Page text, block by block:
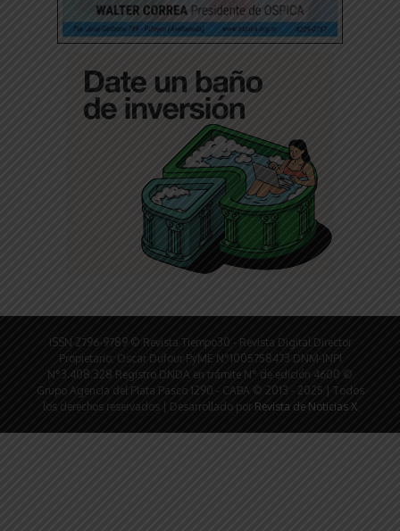
ISSN 2796-9789 © Revista Tiempo30 - Revista Digital Director
Propietario: Oscar Dufour PyME N°1005758473 DNM-INPI
N°3.408.328 Registro DNDA en trámite N° de edición 4600 ©
Grupo Agencia del Plata Pasco 1290 - CABA © 2013 - 2025 | Todos
los derechos reservados | Desarrollado por Revista de Noticias X